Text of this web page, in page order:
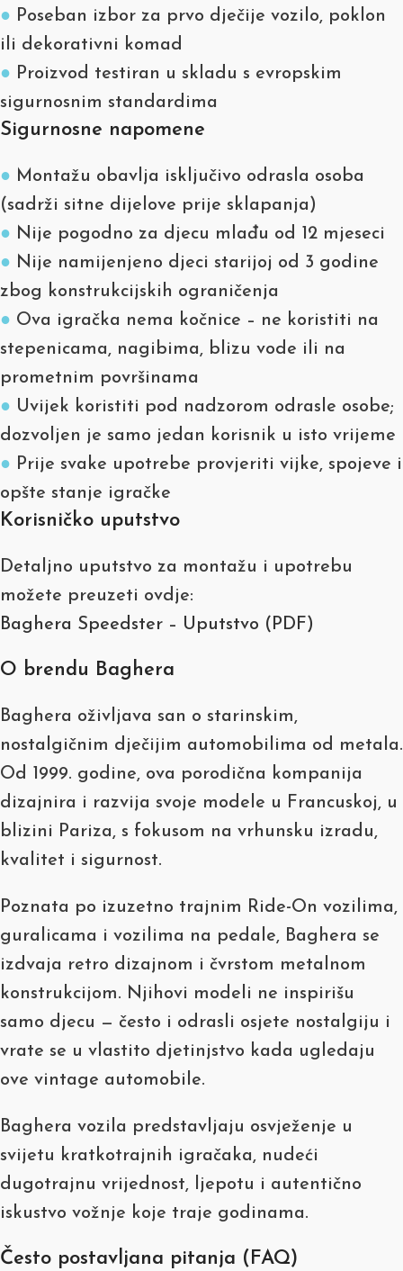
● Poseban izbor za prvo dječije vozilo, poklon
ili dekorativni komad
● Proizvod testiran u skladu s evropskim
sigurnosnim standardima
Sigurnosne napomene
● Montažu obavlja isključivo odrasla osoba
(sadrži sitne dijelove prije sklapanja)
● Nije pogodno za djecu mlađu od 12 mjeseci
● Nije namijenjeno djeci starijoj od 3 godine
zbog konstrukcijskih ograničenja
● Ova igračka nema kočnice – ne koristiti na
stepenicama, nagibima, blizu vode ili na
prometnim površinama
● Uvijek koristiti pod nadzorom odrasle osobe;
dozvoljen je samo jedan korisnik u isto vrijeme
● Prije svake upotrebe provjeriti vijke, spojeve i
opšte stanje igračke
Korisničko uputstvo
Detaljno uputstvo za montažu i upotrebu
možete preuzeti ovdje:
Baghera Speedster – Uputstvo (PDF)
O brendu Baghera
Baghera oživljava san o starinskim,
nostalgičnim dječijim automobilima od metala.
Od 1999. godine, ova porodična kompanija
dizajnira i razvija svoje modele u Francuskoj, u
blizini Pariza, s fokusom na vrhunsku izradu,
kvalitet i sigurnost.
Poznata po izuzetno trajnim Ride-On vozilima,
guralicama i vozilima na pedale, Baghera se
izdvaja retro dizajnom i čvrstom metalnom
konstrukcijom. Njihovi modeli ne inspirišu
samo djecu — često i odrasli osjete nostalgiju i
vrate se u vlastito djetinjstvo kada ugledaju
ove vintage automobile.
Baghera vozila predstavljaju osvježenje u
svijetu kratkotrajnih igračaka, nudeći
dugotrajnu vrijednost, ljepotu i autentično
iskustvo vožnje koje traje godinama.
Često postavljana pitanja (FAQ)